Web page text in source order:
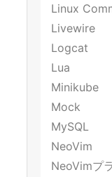
Linux
Livewire
Logcat
Lua
Minikube
Mock
MySQL
NeoVim
NeoVimプ